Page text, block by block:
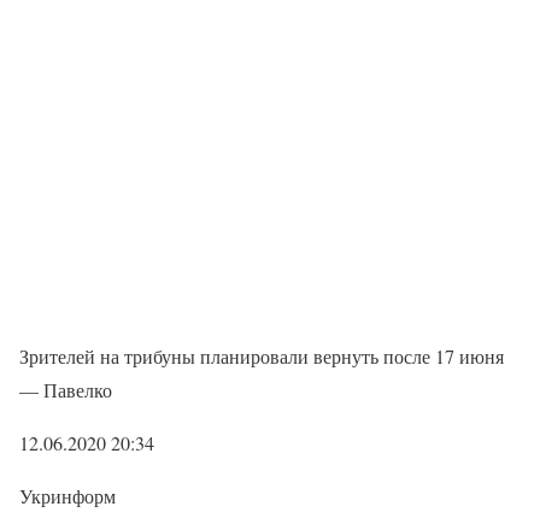
Зрителей на трибуны планировали вернуть после 17 июня
— Павелко
12.06.2020 20:34
Укринформ